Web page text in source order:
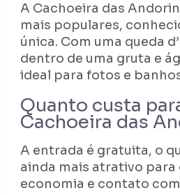
A Cachoeira das
mais populares,
única. Com uma queda
dentro de uma gruta e
ideal para fotos e
Quanto custa
Cachoeira das
A entrada é gratuita, o
ainda mais atrativo para
economia e contato